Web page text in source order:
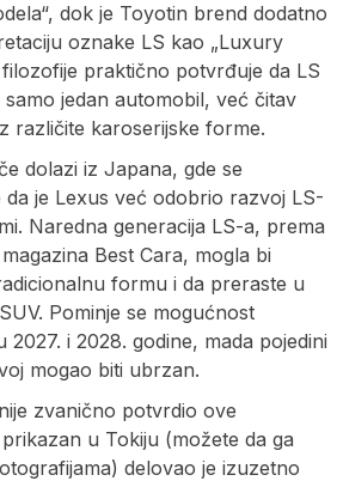
dok je Toyotin brend dodatno
oznake LS kao „Luxury
filozofije praktično potvrđuje da LS
jedan automobil, već čitav
različite karoserijske forme.
dolazi iz Japana, gde se
je Lexus već odobrio razvoj LS-
Naredna generacija LS-a, prema
Best Cara, mogla bi
formu i da preraste u
Pominje se mogućnost
2027. i 2028. godine, mada pojedini
mogao biti ubrzan.
zvanično potvrdio ove
u Tokiju (možete da ga
delovao je izuzetno